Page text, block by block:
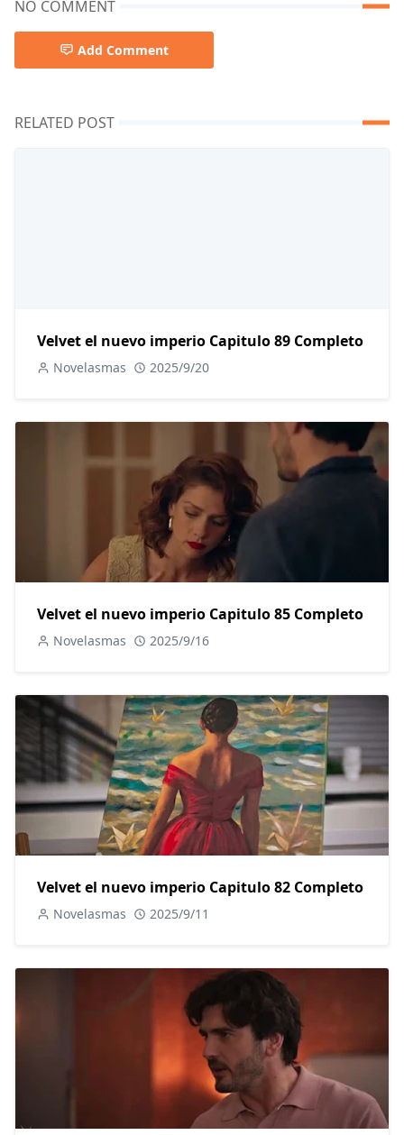
NO COMMENT
Add Comment
RELATED POST
Velvet el nuevo imperio Capitulo 89 Completo
Novelasmas 2025/9/20
Velvet el nuevo imperio Capitulo 85 Completo
Novelasmas 2025/9/16
Velvet el nuevo imperio Capitulo 82 Completo
Novelasmas 2025/9/11